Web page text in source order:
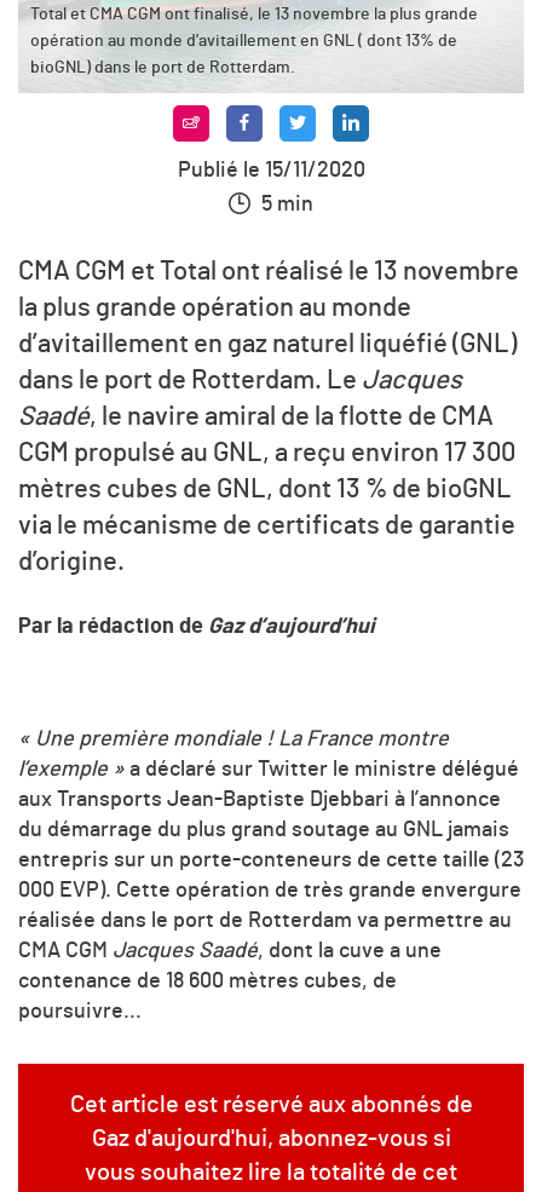
Total et CMA CGM ont finalisé, le 13 novembre la plus grande
opération au monde d’avitaillement en GNL ( dont 13% de
bioGNL) dans le port de Rotterdam.
Publié le 15/11/2020
5 min
CMA CGM et Total ont réalisé le 13 novembre
la plus grande opération au monde
d’avitaillement en gaz naturel liquéfié (GNL)
dans le port de Rotterdam. Le Jacques
Saadé, le navire amiral de la flotte de CMA
CGM propulsé au GNL, a reçu environ 17 300
mètres cubes de GNL, dont 13 % de bioGNL
via le mécanisme de certificats de garantie
d’origine.
Par la rédaction de Gaz d’aujourd’hui
« Une première mondiale ! La France montre
l’exemple » a déclaré sur Twitter le ministre délégué
aux Transports Jean-Baptiste Djebbari à l’annonce
du démarrage du plus grand soutage au GNL jamais
entrepris sur un porte-conteneurs de cette taille (23
000 EVP). Cette opération de très grande envergure
réalisée dans le port de Rotterdam va permettre au
CMA CGM Jacques Saadé, dont la cuve a une
contenance de 18 600 mètres cubes, de
poursuivre...
Cet article est réservé aux abonnés de
Gaz d'aujourd'hui, abonnez-vous si
vous souhaitez lire la totalité de cet